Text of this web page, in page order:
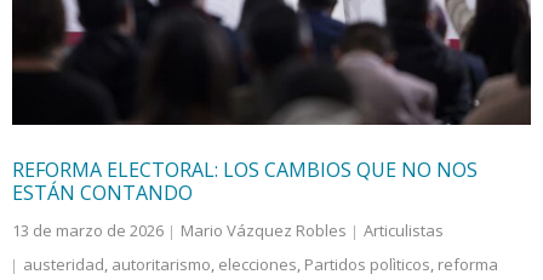
REFORMA ELECTORAL: LOS CAMBIOS QUE NO NOS
ESTÁN CONTANDO
13 de marzo de 2026 Mario Vázquez Robles
Articulistas
austeridad, autoritarismo, elecciones, Partidos polìticos, reforma